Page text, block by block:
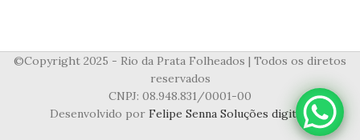
©Copyright 2025 - Rio da Prata Folheados | Todos os diretos
reservados
CNPJ: 08.948.831/0001-00
Desenvolvido por Felipe Senna Soluções digitais